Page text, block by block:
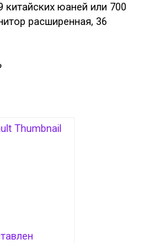
китайских юаней или 700
расширенная, 36